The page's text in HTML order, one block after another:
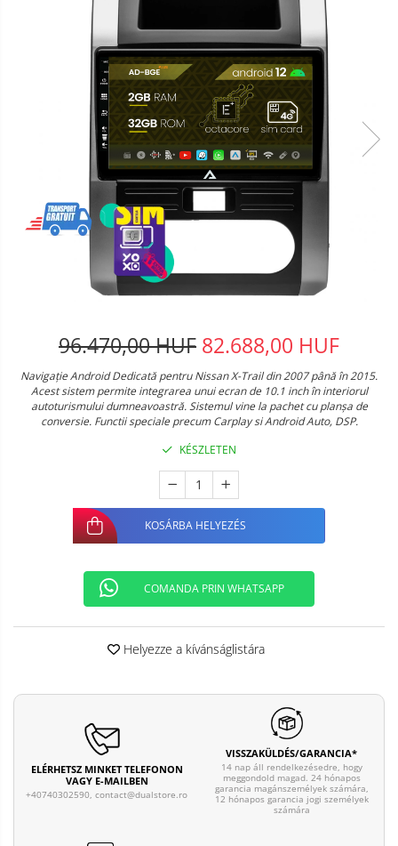
96.470,00 HUF 82.688,00 HUF
Navigație Android Dedicată pentru Nissan X-Trail din 2007 până în 2015.
Acest sistem permite integrarea unui ecran de 10.1 inch în interiorul
autoturismului dumneavoastră. Sistemul vine la pachet cu planșa de
conversie. Functii speciale precum Carplay si Android Auto, DSP.
KÉSZLETEN
KOSÁRBA HELYEZÉS
COMANDA PRIN WHATSAPP
Helyezze a kívánságlistára
ELÉRHETSZ MINKET TELEFONON
VAGY E-MAILBEN
+40740302590, contact@dualstore.ro
VISSZAKÜLDÉS/GARANCIA*
14 nap áll rendelkezésedre, hogy
meggondold magad. 24 hónapos
garancia magánszemélyek számára,
12 hónapos garancia jogi személyek
számára